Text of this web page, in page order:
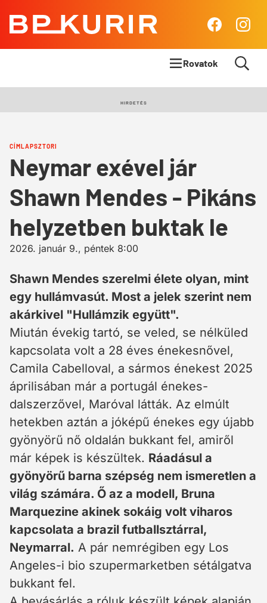
Body & Mind
Queens Blog
Rovatok
HIRDETÉS
CÍMLAPSZTORI
Neymar exével jár
Shawn Mendes - Pikáns
helyzetben buktak le
2026. január 9., péntek 8:00
Shawn Mendes szerelmi élete olyan, mint
egy hullámvasút. Most a jelek szerint nem
akárkivel "Hullámzik együtt".
Miután évekig tartó, se veled, se nélküled
kapcsolata volt a 28 éves énekesnővel,
Camila Cabelloval, a sármos énekest 2025
áprilisában már a portugál énekes-
dalszerzővel, Maróval látták. Az elmúlt
hetekben aztán a jóképű énekes egy újabb
gyönyörű nő oldalán bukkant fel, amiről
már képek is készültek. Ráadásul a
gyönyörű barna szépség nem ismeretlen a
világ számára. Ő az a modell, Bruna
Marquezine akinek sokáig volt viharos
kapcsolata a brazil futballsztárral,
Neymarral. A pár nemrégiben egy Los
Angeles-i bio szupermarketben sétálgatva
bukkant fel.